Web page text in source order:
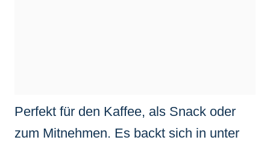
Perfekt für den Kaffee, als Snack oder
zum Mitnehmen. Es backt sich in unter